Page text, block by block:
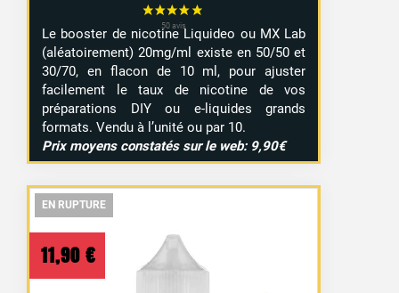
Le booster de nicotine Liquideo ou MX Lab
(aléatoirement) 20mg/ml existe en 50/50 et
30/70, en flacon de 10 ml, pour ajuster
facilement le taux de nicotine de vos
préparations DIY ou e-liquides grands
formats. Vendu à l’unité ou par 10.
Prix moyens constatés sur le web: 9,90€
EN RUPTURE
EN RUPTURE
11,90 €
EN RUPTURE